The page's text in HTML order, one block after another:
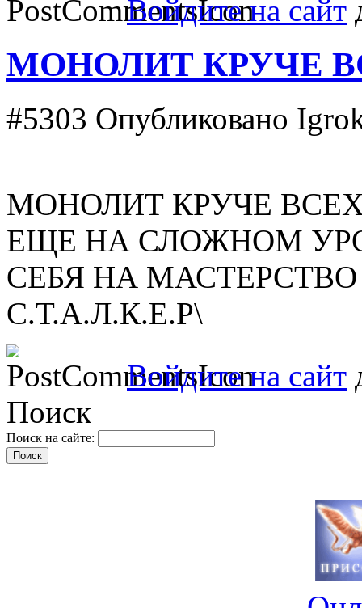
Войдите на сайт
МОНОЛИТ КРУЧЕ
#5303 Опубликовано
МОНОЛИТ КРУЧЕ
ЕЩЕ НА СЛОЖНОМ
СЕБЯ НА
С.Т.А.Л.К.Е.Р\
Войдите на сайт
Поиск
Поиск на сайте: